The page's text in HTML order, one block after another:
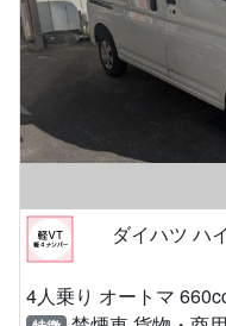
ダイハツ ハ
4人乗り オートマ